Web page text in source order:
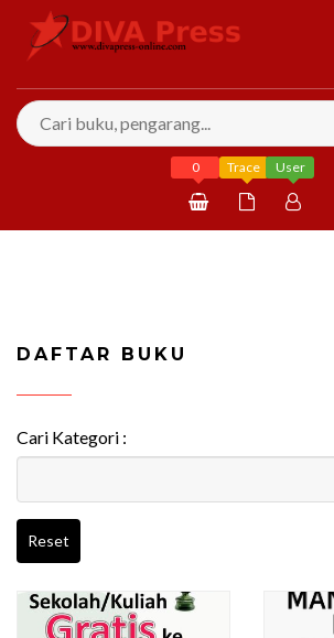
0 Trace User
DAFTAR BUKU
Cari Kategori :
Reset